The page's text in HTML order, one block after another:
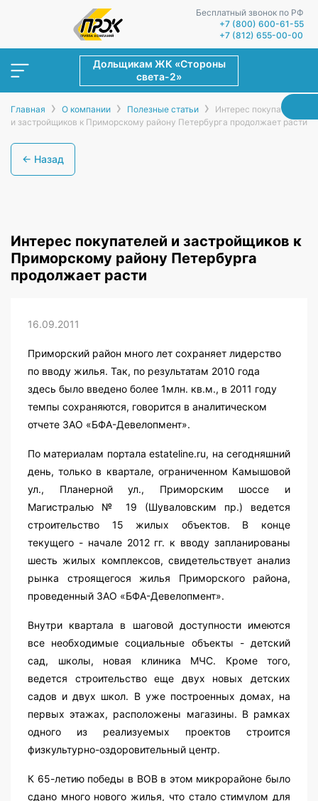
Бесплатный звонок по РФ
+7 (800) 600-61-55
+7 (812) 655-00-00
Дольщикам ЖК «Стороны
света-2»
Главная › О компании › Полезные статьи ›
Интерес покупателей
и застройщиков к Приморскому району Петербурга продолжает расти
← Назад
Интерес покупателей и застройщиков к
Приморскому району Петербурга
продолжает расти
16.09.2011
Приморский район много лет сохраняет лидерство
по вводу жилья. Так, по результатам 2010 года
здесь было введено более 1млн. кв.м., в 2011 году
темпы сохраняются, говорится в аналитическом
отчете ЗАО «БФА-Девелопмент».
По материалам портала estateline.ru, на сегодняшний
день, только в квартале, ограниченном Камышовой
ул., Планерной ул., Приморским шоссе и
Магистралью № 19 (Шуваловским пр.) ведется
строительство 15 жилых объектов. В конце
текущего - начале 2012 гг. к вводу запланированы
шесть жилых комплексов, свидетельствует анализ
рынка строящегося жилья Приморского района,
проведенный ЗАО «БФА-Девелопмент».
Внутри квартала в шаговой доступности имеются
все необходимые социальные объекты - детский
сад, школы, новая клиника МЧС. Кроме того,
ведется строительство еще двух новых детских
садов и двух школ. В уже построенных домах, на
первых этажах, расположены магазины. В рамках
одного из реализуемых проектов строится
физкультурно-оздоровительный центр.
К 65-летию победы в ВОВ в этом микрорайоне было
сдано много нового жилья, что стало стимулом для